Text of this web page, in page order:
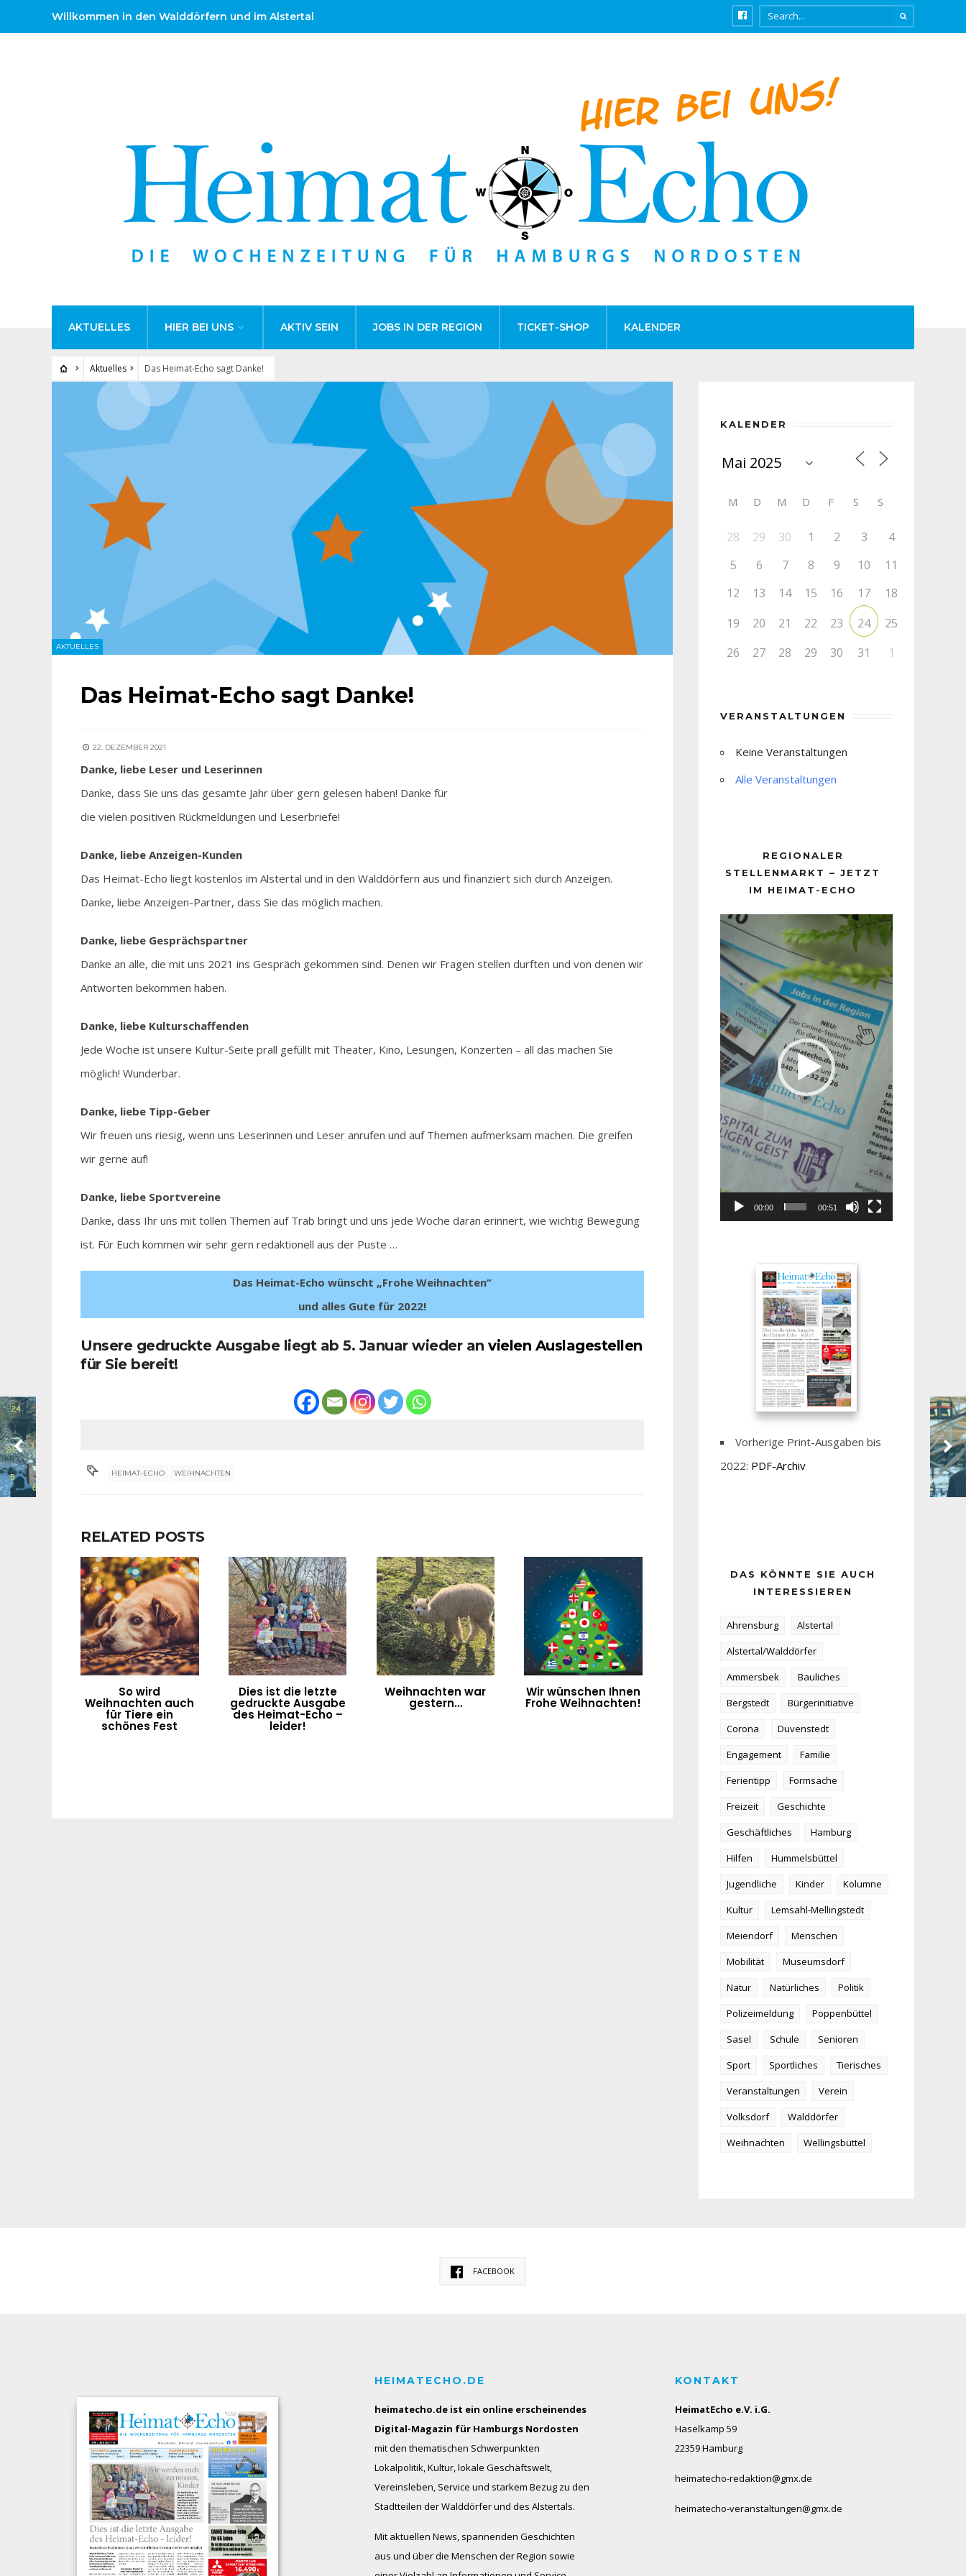
Willkommen in den Walddörfern und im Alstertal
AKTUELLES HIER BEI UNS AKTIV SEIN JOBS IN DER REGION TICKET-SHOP KALENDER
Aktuelles Das Heimat-Echo sagt Danke!
AKTUELLES
Das Heimat-Echo sagt Danke!
22. DEZEMBER 2021
Danke, liebe Leser und Leserinnen
Danke, dass Sie uns das gesamte Jahr über gern gelesen haben! Danke für
die vielen positiven Rückmeldungen und Leserbriefe!
Danke, liebe Anzeigen-Kunden
Das Heimat-Echo liegt kostenlos im Alstertal und in den Walddörfern aus und finanziert sich durch Anzeigen.
Danke, liebe Anzeigen-Partner, dass Sie das möglich machen.
Danke, liebe Gesprächspartner
Danke an alle, die mit uns 2021 ins Gespräch gekommen sind. Denen wir Fragen stellen durften und von denen wir
Antworten bekommen haben.
Danke, liebe Kulturschaffenden
Jede Woche ist unsere Kultur-Seite prall gefüllt mit Theater, Kino, Lesungen, Konzerten – all das machen Sie
möglich! Wunderbar.
Danke, liebe Tipp-Geber
Wir freuen uns riesig, wenn uns Leserinnen und Leser anrufen und auf Themen aufmerksam machen. Die greifen
wir gerne auf!
Danke, liebe Sportvereine
Danke, dass Ihr uns mit tollen Themen auf Trab bringt und uns jede Woche daran erinnert, wie wichtig Bewegung
ist. Für Euch kommen wir sehr gern redaktionell aus der Puste …
Das Heimat-Echo wünscht „Frohe Weihnachten“
und alles Gute für 2022!
Unsere gedruckte Ausgabe liegt ab 5. Januar wieder an vielen Auslagestellen
für Sie bereit!
HEIMAT-ECHO WEIHNACHTEN
RELATED POSTS
So wird
Weihnachten auch
für Tiere ein
schönes Fest
Dies ist die letzte
gedruckte Ausgabe
des Heimat-Echo –
leider!
Weihnachten war
gestern…
Wir wünschen Ihnen
Frohe Weihnachten!
KALENDER
M D M D F S S
28 29 30 1 2 3
4
5
6 7 8 9 10
11
12
13 14 15 16 17
18
19
20 21 22 23 24
25
26
27 28 29 30 31 1
VERANSTALTUNGEN
Keine Veranstaltungen
Alle Veranstaltungen
REGIONALER
STELLENMARKT – JETZT
IM HEIMAT-ECHO
Player
00:00 00:51
Vorherige Print-Ausgaben bis
2022: PDF-Archiv
DAS KÖNNTE SIE AUCH
INTERESSIEREN
Ahrensburg
Alstertal
Alstertal/Walddörfer
Ammersbek
Bauliches
Bergstedt
Bürgerinitiative
Corona
Duvenstedt
Engagement
Familie
Ferientipp
Formsache
Freizeit
Geschichte
Geschäftliches
Hamburg
Hilfen
Hummelsbüttel
Jugendliche
Kinder
Kolumne
Kultur
Lemsahl-Mellingstedt
Meiendorf
Menschen
Mobilität
Museumsdorf
Natur
Natürliches
Politik
Polizeimeldung
Poppenbüttel
Sasel
Schule
Senioren
Sport
Sportliches
Tierisches
Veranstaltungen
Verein
Volksdorf
Walddörfer
Weihnachten
Wellingsbüttel
FACEBOOK
HEIMATECHO.DE
heimatecho.de ist ein online erscheinendes
Digital-Magazin für Hamburgs Nordosten
mit den thematischen Schwerpunkten
Lokalpolitik, Kultur, lokale Geschäftswelt,
Vereinsleben, Service und starkem Bezug zu den
Stadtteilen der Walddörfer und des Alstertals.
Mit aktuellen News, spannenden Geschichten
aus und über die Menschen der Region sowie
KONTAKT
HeimatEcho e.V. i.G.
Haselkamp 59
22359 Hamburg
heimatecho-redaktion@gmx.de
heimatecho-veranstaltungen@gmx.de